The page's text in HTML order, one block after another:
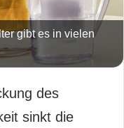
gibt es in vielen
des
sinkt die